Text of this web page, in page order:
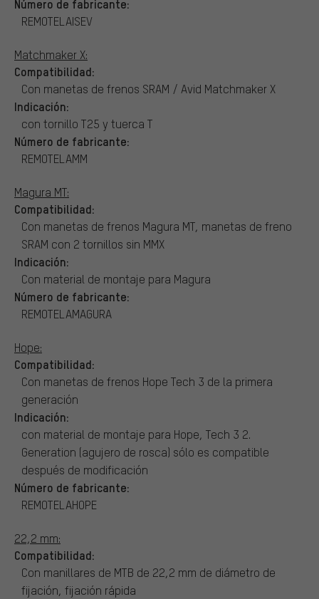
Número de fabricante:
REMOTELAISEV
Matchmaker X:
Compatibilidad:
Con manetas de frenos SRAM / Avid Matchmaker X
Indicación:
con tornillo T25 y tuerca T
Número de fabricante:
REMOTELAMM
Magura MT:
Compatibilidad:
Con manetas de frenos Magura MT, manetas de freno
SRAM con 2 tornillos sin MMX
Indicación:
Con material de montaje para Magura
Número de fabricante:
REMOTELAMAGURA
Hope:
Compatibilidad:
Con manetas de frenos Hope Tech 3 de la primera
generación
Indicación:
con material de montaje para Hope, Tech 3 2.
Generation (agujero de rosca) sólo es compatible
después de modificación
Número de fabricante:
REMOTELAHOPE
22,2 mm:
Compatibilidad:
Con manillares de MTB de 22,2 mm de diámetro de
fijación, fijación rápida